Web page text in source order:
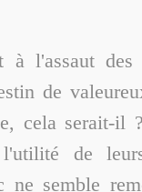
à l'assaut
de
cela serait-il
l'utilité de
ne semble